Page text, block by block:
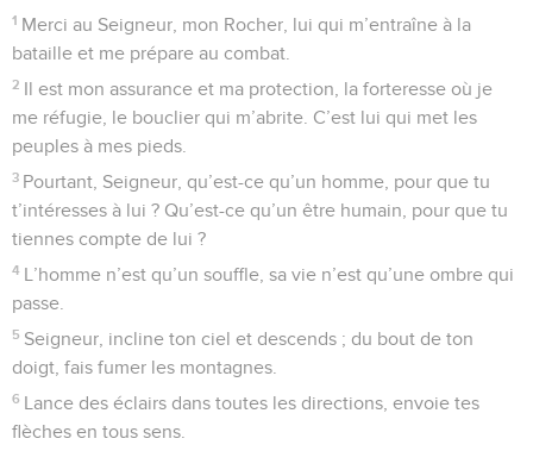
1 Merci au Seigneur, mon Rocher, lui qui m’entraîne à la
bataille et me prépare au combat.
2 Il est mon assurance et ma protection, la forteresse où je
me réfugie, le bouclier qui m’abrite. C’est lui qui met les
peuples à mes pieds.
3 Pourtant, Seigneur, qu’est-ce qu’un homme, pour que tu
t’intéresses à lui ? Qu’est-ce qu’un être humain, pour que tu
tiennes compte de lui ?
4 L’homme n’est qu’un souffle, sa vie n’est qu’une ombre qui
passe.
5 Seigneur, incline ton ciel et descends ; du bout de ton
doigt, fais fumer les montagnes.
6 Lance des éclairs dans toutes les directions, envoie tes
flèches en tous sens.